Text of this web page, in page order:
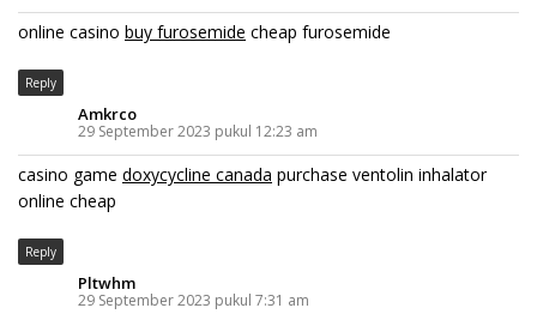
online casino buy furosemide cheap furosemide
Reply
Amkrco
29 September 2023 pukul 12:23 am
casino game doxycycline canada purchase ventolin inhalator
online cheap
Reply
Pltwhm
29 September 2023 pukul 7:31 am